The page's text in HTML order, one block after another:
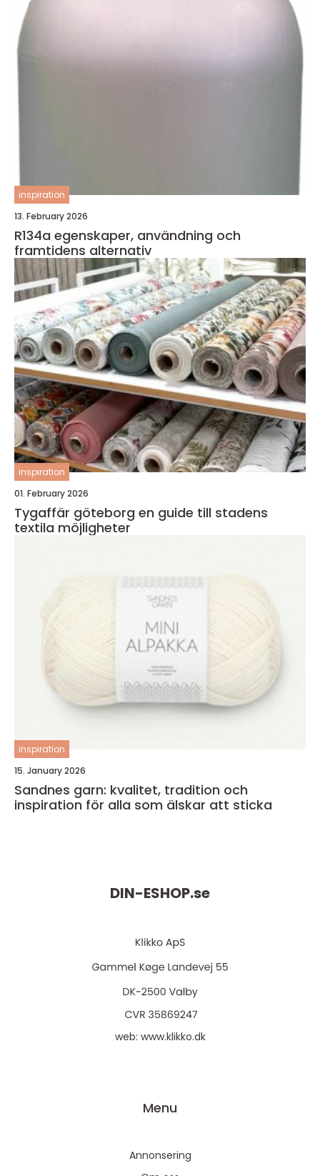
inspiration
13. February 2026
R134a egenskaper, användning och
framtidens alternativ
inspiration
01. February 2026
Tygaffär göteborg en guide till stadens
textila möjligheter
inspiration
15. January 2026
Sandnes garn: kvalitet, tradition och
inspiration för alla som älskar att sticka
DIN-ESHOP.se
web: www.klikko.dk
Menu
Annonsering